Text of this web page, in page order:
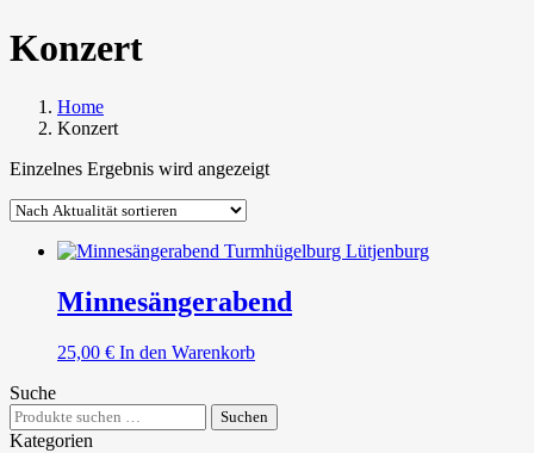
Konzert
Home
Konzert
Einzelnes Ergebnis wird angezeigt
Minnesängerabend
25,00 € In den Warenkorb
Suche
Suchen
nach:
Suchen
Kategorien